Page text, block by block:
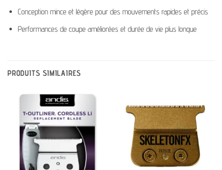
Conception mince et légère pour des mouvements rapides et précis
Performances de coupe améliorées et durée de vie plus longue
PRODUITS SIMILAIRES